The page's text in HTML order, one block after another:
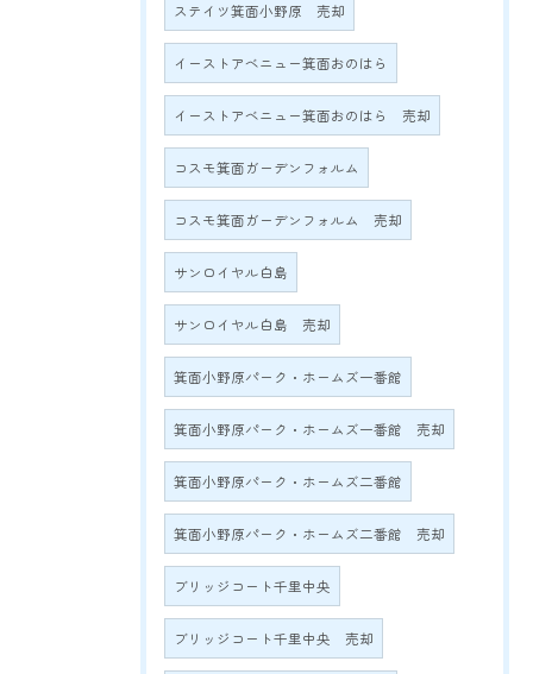
ステイツ箕面小野原 売却
イーストアベニュー箕面おのはら
イーストアベニュー箕面おのはら 売却
コスモ箕面ガーデンフォルム
コスモ箕面ガーデンフォルム 売却
サンロイヤル白島
サンロイヤル白島 売却
箕面小野原パーク・ホームズ一番館
箕面小野原パーク・ホームズ一番館 売却
箕面小野原パーク・ホームズ二番館
箕面小野原パーク・ホームズ二番館 売却
ブリッジコート千里中央
ブリッジコート千里中央 売却